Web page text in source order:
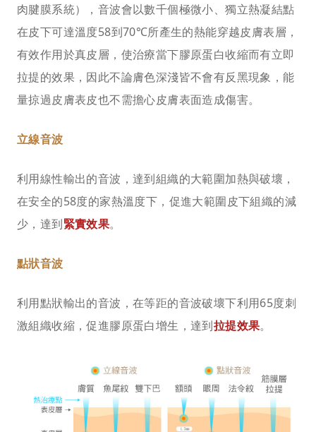
肉腱膜系統），音波會以數千個極微小、獨立熱凝結點
在皮下可達溫度58到70℃所產生的熱能穿越皮膚表層，
有效作用於真皮層，使治療當下膠原蛋白收縮而有立即
拉提的效果，因此不論膚色深淺皆不會有反黑現象，能
量掠過皮膚表皮也不需擔心皮膚表面造成傷害。
立線音波
利用線性輸出的音波，達到組織的大範圍加熱與破壞，
在安全的58度的家熱溫度下，促進大範圍皮下組織的減
少，達到緊實效果。
點狀音波
利用點狀輸出的音波，在等距的音波破壞下利用65度刺
激組織收縮，促進膠原蛋白增生，達到拉提效果。